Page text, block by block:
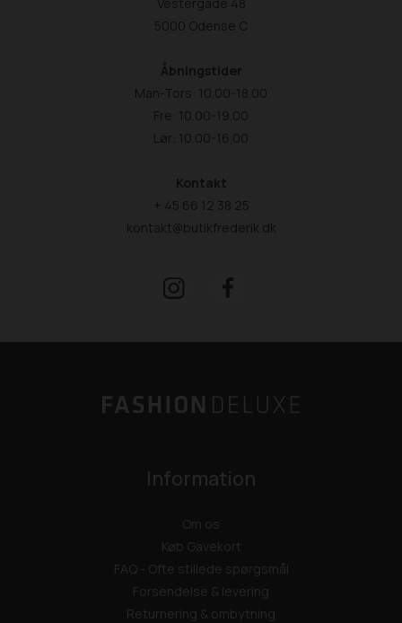
5000 Odense C
Åbningstider
Man-Tors: 10.00-18.00
Fre: 10.00-19.00
Lør: 10.00-16.00
Kontakt
+ 45 66 12 38 25
kontakt@butikfrederik.dk
Information
Om os
Køb Gavekort
FAQ - Ofte stillede spørgsmål
Forsendelse & levering
Returnering & ombytning